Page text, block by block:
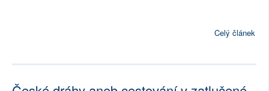
Celý článek